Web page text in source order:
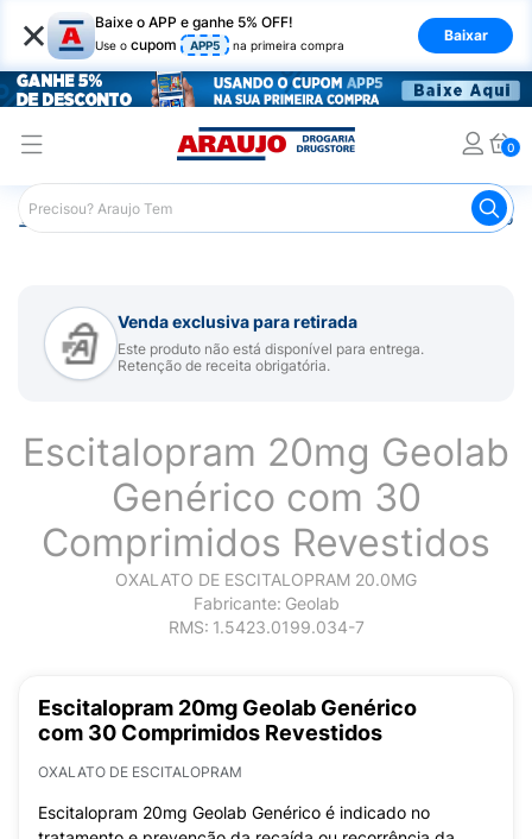
× Baixe o APP e ganhe 5% OFF!
Use o cupom APP5 na primeira compra
Baixar
0
Araujo Medicamentos Remédio para Sistema Nervoso
Venda exclusiva para retirada
Este produto não está disponível para entrega.
Retenção de receita obrigatória.
Escitalopram 20mg Geolab
Genérico com 30
Comprimidos Revestidos
OXALATO DE ESCITALOPRAM 20.0MG
Fabricante: Geolab
RMS: 1.5423.0199.034-7
Escitalopram 20mg Geolab Genérico
com 30 Comprimidos Revestidos
OXALATO DE ESCITALOPRAM
Escitalopram 20mg Geolab Genérico é indicado no